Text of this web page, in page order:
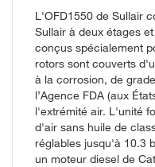
L'OFD1550 de Sullair
Sullair à deux étages
conçus spécialement
rotors sont couverts
à la corrosion, de
l’Agence FDA (aux
l'extrémité air. L'unité
d'air sans huile de
réglables jusqu'à 10.3
un moteur diesel de